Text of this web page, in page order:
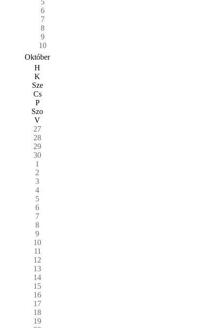
6
7
8
9
10
Október
H
K
Sze
Cs
P
Szo
V
27
28
29
30
1
2
3
4
5
6
7
8
9
10
11
12
13
14
15
16
17
18
19